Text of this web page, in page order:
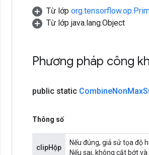
Từ lớp
Từ lớp java.lang.Object
Phương pháp công
public static CombineNonMax
Thông số
clipHộp
Nếu đúng, giả sử tọa độ
Nếu sai, không cắt bớt